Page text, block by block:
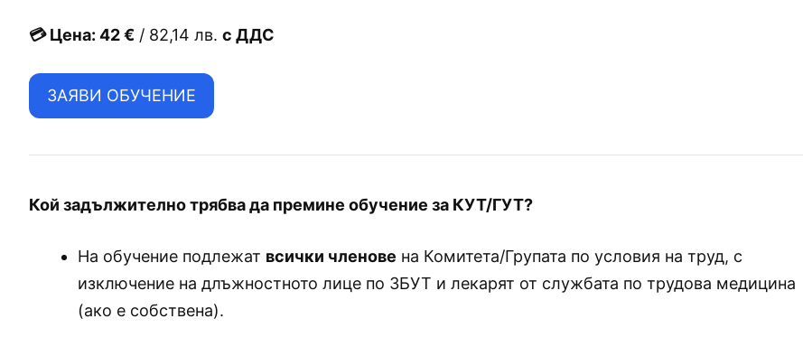
💳 Цена: 42 € / 82,14 лв. с ДДС
ЗАЯВИ ОБУЧЕНИЕ
Кой задължително трябва да премине обучение за КУТ/ГУТ?
На обучение подлежат всички членове на Комитета/Групата по условия на труд, с
изключение на длъжностното лице по ЗБУТ и лекарят от службата по трудова медицина
(ако е собствена).